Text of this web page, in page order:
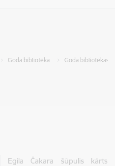
Goda bibliotēka Goda bibliotēkas
Egila Čakara šūpulis kārts